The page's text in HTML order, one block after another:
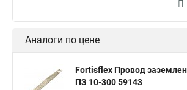
Аналоги по цене
Fortisflex Провод
ПЗ 10-300 59143